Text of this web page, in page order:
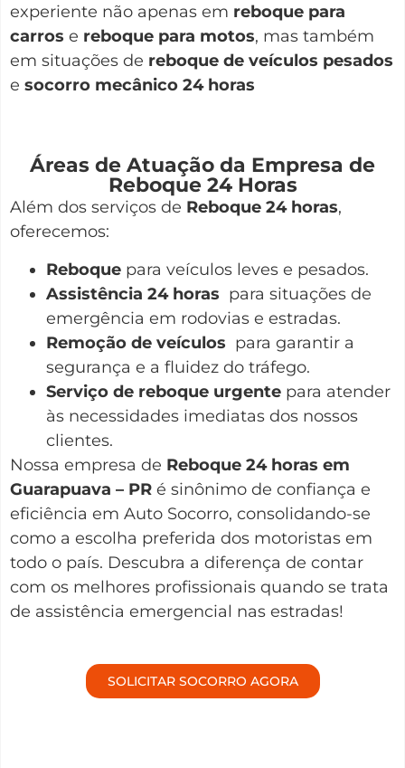
experiente não apenas em reboque para
carros e reboque para motos, mas também
em situações de reboque de veículos pesados
e socorro mecânico 24 horas
Áreas de Atuação da Empresa de
Reboque 24 Horas
Além dos serviços de Reboque 24 horas,
oferecemos:
Reboque para veículos leves e pesados.
Assistência 24 horas para situações de
emergência em rodovias e estradas.
Remoção de veículos para garantir a
segurança e a fluidez do tráfego.
Serviço de reboque urgente para atender
às necessidades imediatas dos nossos
clientes.
Nossa empresa de Reboque 24 horas em
Guarapuava – PR é sinônimo de confiança e
eficiência em Auto Socorro, consolidando-se
como a escolha preferida dos motoristas em
todo o país. Descubra a diferença de contar
com os melhores profissionais quando se trata
de assistência emergencial nas estradas!
SOLICITAR SOCORRO AGORA